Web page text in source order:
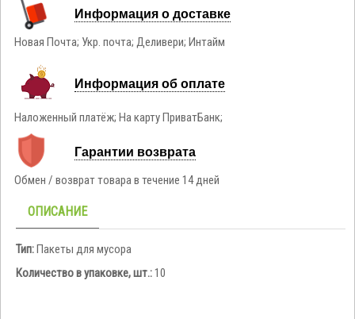
Информация о доставке
Новая Почта; Укр. почта; Деливери; Интайм
Информация об оплате
Наложенный платёж; На карту ПриватБанк;
Гарантии возврата
Обмен / возврат товара в течение 14 дней
ОПИСАНИЕ
Тип:Пакеты для мусора
Количество в упаковке, шт.:10